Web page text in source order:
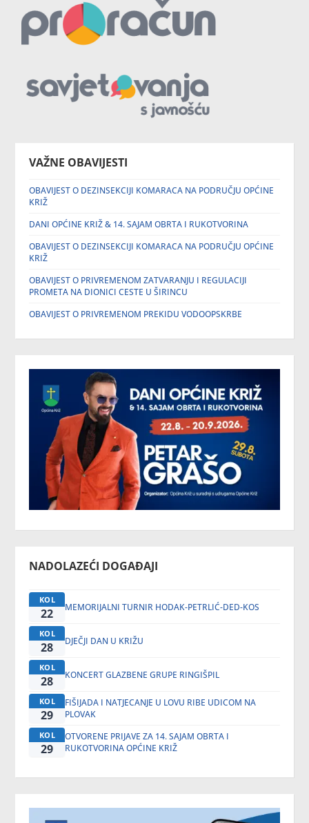
VAŽNE OBAVIJESTI
OBAVIJEST O DEZINSEKCIJI KOMARACA NA PODRUČJU OPĆINE
KRIŽ
DANI OPĆINE KRIŽ & 14. SAJAM OBRTA I RUKOTVORINA
OBAVIJEST O DEZINSEKCIJI KOMARACA NA PODRUČJU OPĆINE
KRIŽ
OBAVIJEST O PRIVREMENOM ZATVARANJU I REGULACIJI
PROMETA NA DIONICI CESTE U ŠIRINCU
OBAVIJEST O PRIVREMENOM PREKIDU VODOOPSKRBE
NADOLAZEĆI DOGAĐAJI
KOL
22 MEMORIJALNI TURNIR HODAK-PETRLIĆ-DED-KOS
KOL
28 DJEČJI DAN U KRIŽU
KOL
28 KONCERT GLAZBENE GRUPE RINGIŠPIL
KOL
29
FIŠIJADA I NATJECANJE U LOVU RIBE UDICOM NA
PLOVAK
KOL
29
OTVORENE PRIJAVE ZA 14. SAJAM OBRTA I
RUKOTVORINA OPĆINE KRIŽ